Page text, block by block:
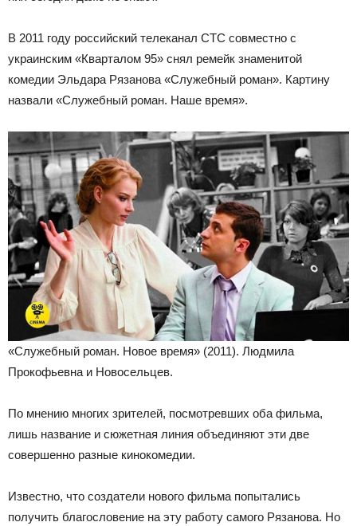
В 2011 году российский телеканал СТС совместно с
украинским «Кварталом 95» снял ремейк знаменитой
комедии Эльдара Рязанова «Служебный роман». Картину
назвали «Служебный роман. Наше время».
«Служебный роман. Новое время» (2011). Людмила
Прокофьевна и Новосельцев.
По мнению многих зрителей, посмотревших оба фильма,
лишь название и сюжетная линия объединяют эти две
совершенно разные кинокомедии.
Известно, что создатели нового фильма попытались
получить благословение на эту работу самого Рязанова. Но